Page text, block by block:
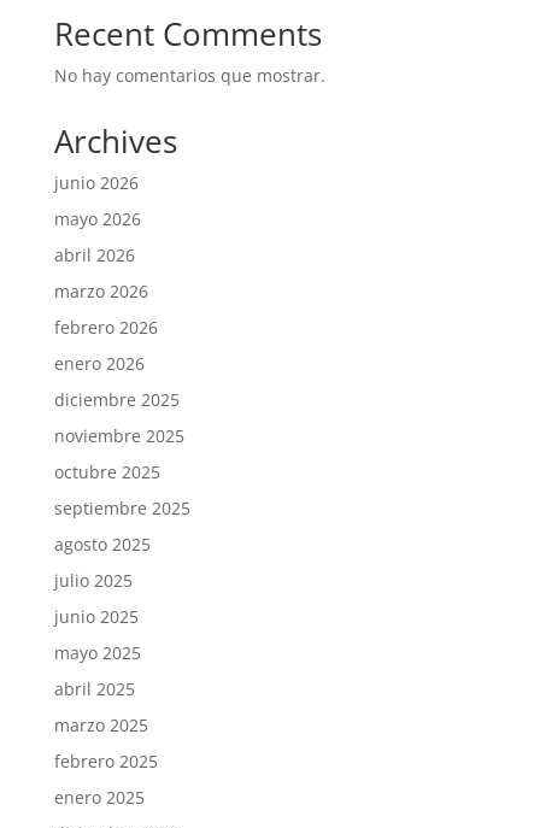
Recent Comments
No hay comentarios que mostrar.
Archives
junio 2026
mayo 2026
abril 2026
marzo 2026
febrero 2026
enero 2026
diciembre 2025
noviembre 2025
octubre 2025
septiembre 2025
agosto 2025
julio 2025
junio 2025
mayo 2025
abril 2025
marzo 2025
febrero 2025
enero 2025